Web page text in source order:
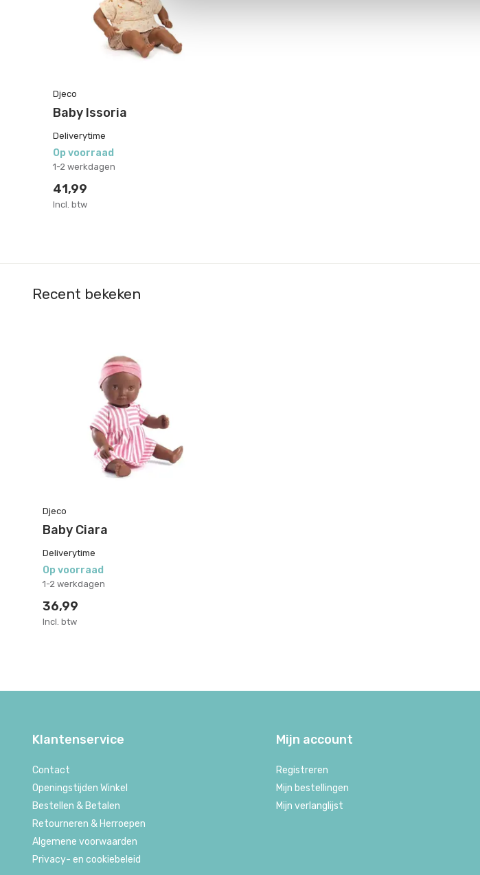
Djeco
Baby Issoria
Deliverytime
Op voorraad
1-2 werkdagen
41,99
Incl. btw
Recent bekeken
Djeco
Baby Ciara
Deliverytime
Op voorraad
1-2 werkdagen
36,99
Incl. btw
Klantenservice
Contact
Openingstijden Winkel
Bestellen & Betalen
Retourneren & Herroepen
Algemene voorwaarden
Privacy- en cookiebeleid
Mijn account
Registreren
Mijn bestellingen
Mijn verlanglijst